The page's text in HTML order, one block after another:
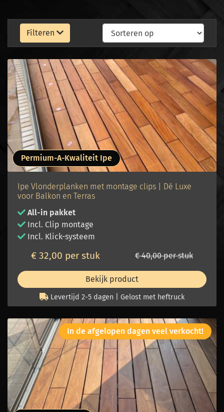
Filteren
Permium-A-Kwaliteit Ipe
Ipe Vlonderplanken met montage clips | Dé Luxe
voor Balkon en Terras
All-in pakket
Incl. Clip montage
Incl. Klick-systeem
€ 32,00 per stuk € 40,00 per stuk
Bekijk product
Levertijd 2-5 dagen | Gelost met heftruck
In de afgelopen dagen veel verkocht!